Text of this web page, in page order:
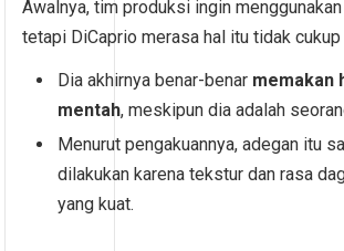
Awalnya, tim produksi ingin
tetapi DiCaprio merasa hal itu tidak
Dia akhirnya benar-benar memakan
mentah, meskipun dia adalah
Menurut pengakuannya, adegan itu
dilakukan karena tekstur dan rasa
yang kuat.